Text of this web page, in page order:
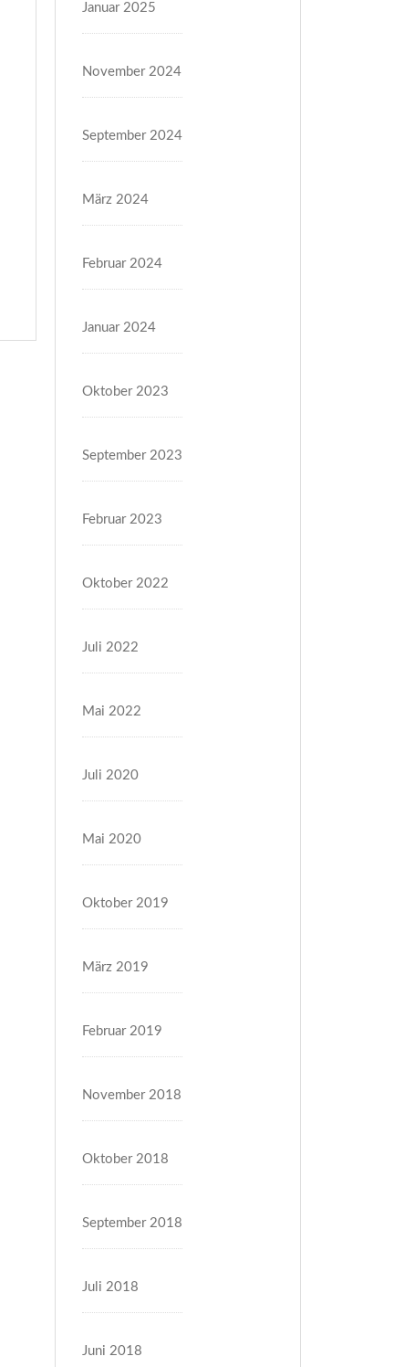
Januar 2025
November 2024
September 2024
März 2024
Februar 2024
Januar 2024
Oktober 2023
September 2023
Februar 2023
Oktober 2022
Juli 2022
Mai 2022
Juli 2020
Mai 2020
Oktober 2019
März 2019
Februar 2019
November 2018
Oktober 2018
September 2018
Juli 2018
Juni 2018